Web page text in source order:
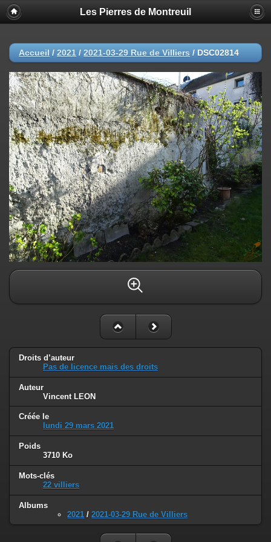
Les Pierres de Montreuil
Accueil / 2021 / 2021-03-29 Rue de Villiers / DSC02814
Droits d’auteur
Pas de licence mais des droits
Auteur
Vincent LEON
Créée le
lundi 29 mars 2021
Poids
3710 Ko
Mots-clés
22 villiers
Albums
2021 / 2021-03-29 Rue de Villiers